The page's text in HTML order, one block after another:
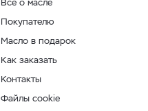
Всё о масле
Покупателю
Масло в подарок
Как заказать
Контакты
Файлы cookie